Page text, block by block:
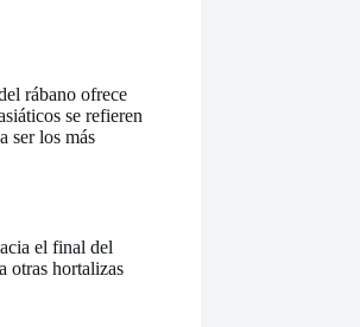
rábano ofrece
se refieren
ser los más
el final del
otras hortalizas